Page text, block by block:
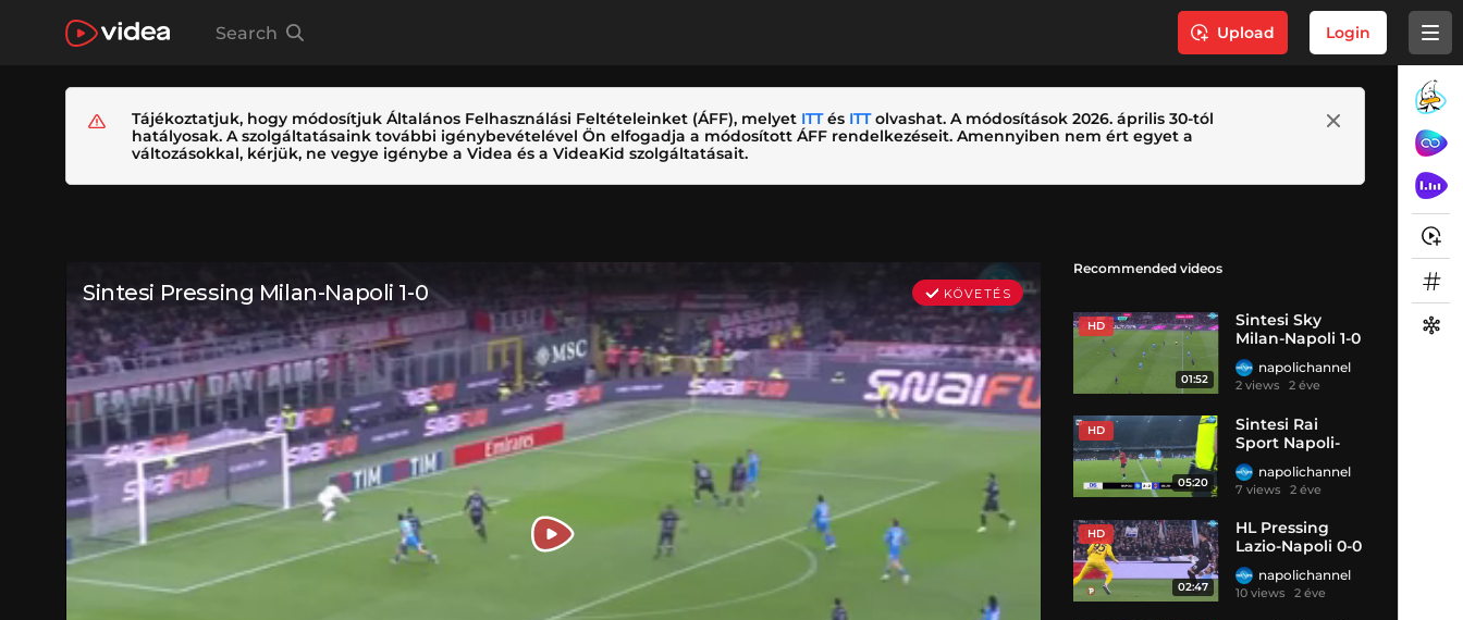
Search Upload Login
Tájékoztatjuk, hogy módosítjuk Általános Felhasználási Feltételeinket (ÁFF), melyet ITTés ITTolvashat. A módosítások 2026. április 30-tól
hatályosak. A szolgáltatásaink további igénybevételével Ön elfogadja a módosított ÁFF rendelkezéseit. Amennyiben nem ért egyet a
változásokkal, kérjük, ne vegye igénybe a Videa és a VideaKid szolgáltatásait.
Recommended videos
HD
01:52
Sintesi Sky
Milan-Napoli 1-0
napolichannel
2 views 2 éve
HD
05:20
Sintesi Rai
Sport Napoli-
Milan 2-2
napolichannel
7 views 2 éve
HD
02:47
HL Pressing
Lazio-Napoli 0-0
napolichannel
10 views 2 éve